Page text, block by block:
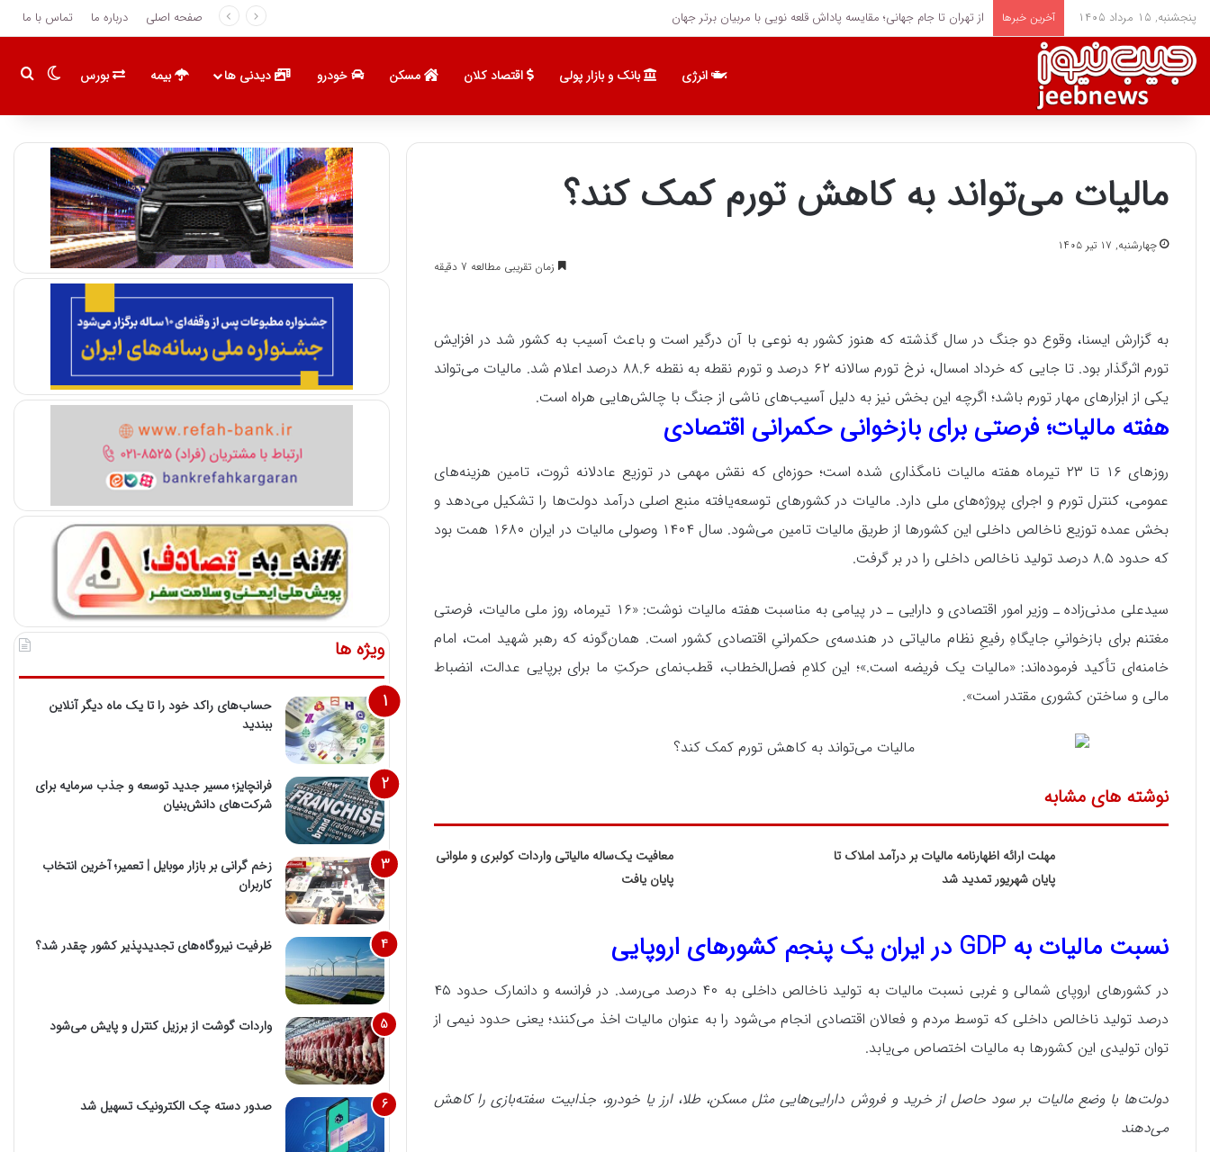
پنجشنبه, ۱۵ مرداد ۱۴۰۵ آخرین خبرها قیمت بیت‌کوین در نقطه حساس؛ کدام سطوح قیمتی مسیر بعدی BTC را تعیین می‌کنند؟ صفحه اصلی درباره ما تماس با ما
انرژی بانک و بازار پولی اقتصاد کلان مسکن خودرو دیدنی ها بیمه بورس تغییر
مالیات می‌تواند به کاهش تورم کمک کند؟
چهارشنبه, ۱۷ تیر ۱۴۰۵
زمان تقریبی مطالعه 7 دقیقه
به گزارش ایسنا، وقوع دو جنگ در سال گذشته که هنوز کشور به نوعی با آن درگیر است و باعث آسیب به کشور شد در افزایش
تورم اثرگذار بود. تا جایی که خرداد امسال، نرخ تورم سالانه ۶۲ درصد و تورم نقطه به نقطه ۸۸.۶ درصد اعلام شد. مالیات می‌تواند
یکی از ابزارهای مهار تورم باشد؛ اگرچه این بخش نیز به دلیل آسیب‌های ناشی از جنگ با چالش‌هایی هراه است.
هفته مالیات؛ فرصتی برای بازخوانی حکمرانی اقتصادی
روزهای ۱۶ تا ۲۳ تیرماه هفته مالیات نامگذاری شده است؛ حوزه‌ای که نقش مهمی در توزیع عادلانه ثروت، تامین هزینه‌های
عمومی، کنترل تورم و اجرای پروژه‌های ملی دارد. مالیات در کشورهای توسعه‌یافته منبع اصلی درآمد دولت‌ها را تشکیل می‌دهد و
بخش عمده توزیع ناخالص داخلی این کشورها از طریق مالیات تامین می‌شود. سال ۱۴۰۴ وصولی مالیات در ایران ۱۶۸۰ همت بود
که حدود ۸.۵ درصد تولید ناخالص داخلی را در بر گرفت.
سیدعلی مدنی‌زاده ـ وزیر امور اقتصادی و دارایی ـ در پیامی به مناسبت هفته مالیات نوشت: «۱۶ تیرماه، روز ملی مالیات، فرصتی
مغتنم برای بازخوانیِ جایگاهِ رفیعِ نظام مالیاتی در هندسه‌ی حکمرانیِ اقتصادی کشور است. همان‌گونه که رهبر شهید امت، امام
خامنه‌ای تأکید فرموده‌اند: «مالیات یک فریضه است.»؛ این کلامِ فصل‌الخطاب، قطب‌نمای حرکتِ ما برای برپایی عدالت، انضباط
مالی و ساختن کشوری مقتدر است».
نوشته های مشابه
مهلت ارائه اظهارنامه مالیات بر درآمد املاک تا
پایان شهریور تمدید شد
معافیت یک‌ساله مالیاتی واردات کولبری و ملوانی
پایان یافت
نسبت مالیات به GDP در ایران یک پنجم کشورهای اروپایی
در کشورهای اروپای شمالی و غربی نسبت مالیات به تولید ناخالص داخلی به ۴۰ درصد می‌رسد. در فرانسه و دانمارک حدود ۴۵
درصد تولید ناخالص داخلی که توسط مردم و فعالان اقتصادی انجام می‌شود را به عنوان مالیات اخذ می‌کنند؛ یعنی حدود نیمی از
توان تولیدی این کشورها به مالیات اختصاص می‌یابد.
دولت‌ها با وضع مالیات بر سود حاصل از خرید و فروش دارایی‌هایی مثل مسکن، طلا، ارز یا خودرو، جذابیت سفته‌بازی را کاهش
می‌دهند
ویژه ها
حساب‌های راکد خود را تا یک ماه دیگر آنلاین
ببندید
فرانچایز؛ مسیر جدید توسعه و جذب سرمایه برای
شرکت‌های دانش‌بنیان
زخم گرانی بر بازار موبایل | تعمیر؛ آخرین انتخاب
کاربران
ظرفیت نیروگاه‌های تجدیدپذیر کشور چقدر شد؟
واردات گوشت از برزیل کنترل و پایش می‌شود
صدور دسته چک الکترونیک تسهیل شد